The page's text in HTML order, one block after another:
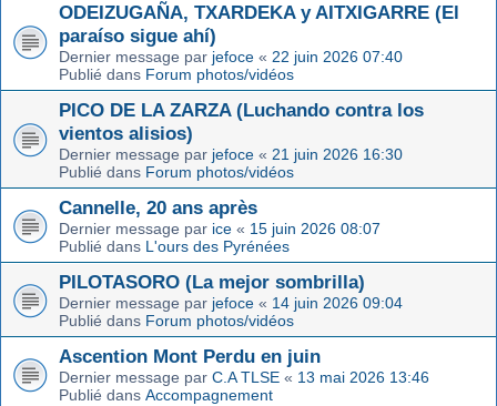
ODEIZUGAÑA, TXARDEKA y AITXIGARRE (El
paraíso sigue ahí)
Dernier message par jefoce « 22 juin 2026 07:40
Publié dans Forum photos/vidéos
PICO DE LA ZARZA (Luchando contra los
vientos alisios)
Dernier message par jefoce « 21 juin 2026 16:30
Publié dans Forum photos/vidéos
Cannelle, 20 ans après
Dernier message par ice « 15 juin 2026 08:07
Publié dans L'ours des Pyrénées
PILOTASORO (La mejor sombrilla)
Dernier message par jefoce « 14 juin 2026 09:04
Publié dans Forum photos/vidéos
Ascention Mont Perdu en juin
Dernier message par C.A TLSE « 13 mai 2026 13:46
Publié dans Accompagnement